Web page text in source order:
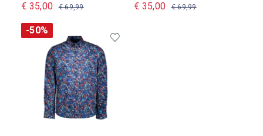
€ 35,00 € 69,99 € 35,00 € 69,99
-50%